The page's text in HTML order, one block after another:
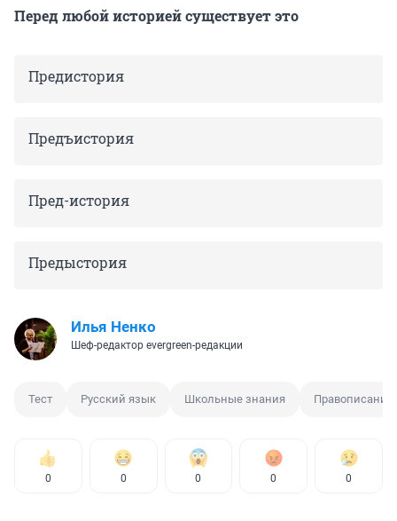
Перед любой историей существует это
Предистория
Предъистория
Пред-история
Предыстория
Илья Ненко
Шеф-редактор evergreen-редакции
Тест Русский язык Школьные знания Правописание
0 0 0 0 0